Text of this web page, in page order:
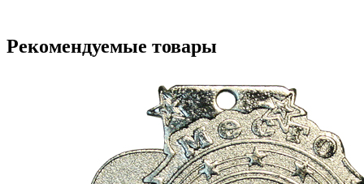
Рекомендуемые товары